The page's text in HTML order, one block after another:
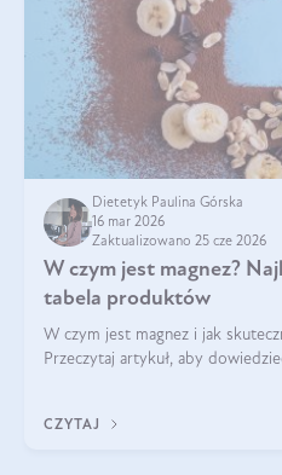
Dietetyk Paulina Górska
16 mar 2026
Zaktualizowano 25 cze 2026
W czym jest magnez?
tabela produktów
W czym jest magnez i jak
Przeczytaj artykuł, aby
CZYTAJ